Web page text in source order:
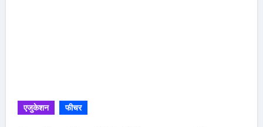
एजुकेशन फीचर